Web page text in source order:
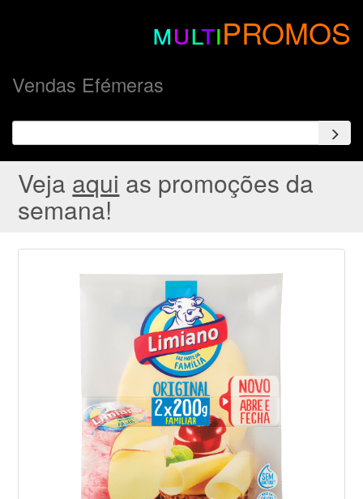
multiPROMOS
Vendas Efémeras
Veja aqui as promoções da
semana!